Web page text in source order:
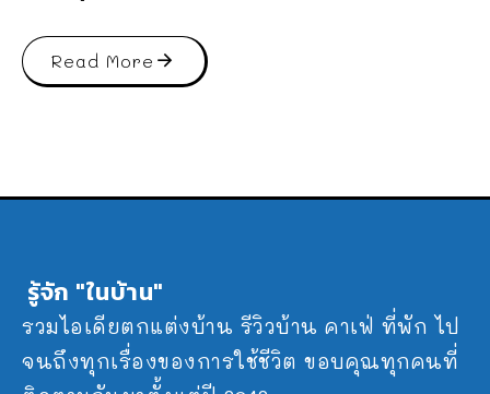
Read More
รู้จัก "ในบ้าน"
รวมไอเดียตกแต่งบ้าน รีวิวบ้าน คาเฟ่ ที่พัก ไป
จนถึงทุกเรื่องของการใช้ชีวิต ขอบคุณทุกคนที่